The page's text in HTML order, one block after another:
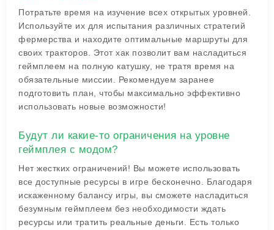
Потратьте время на изучение всех открытых уровней.
Используйте их для испытания различных стратегий
фермерства и находите оптимальные маршруты для
своих тракторов. Этот хак позволит вам насладиться
геймплеем на полную катушку, не тратя время на
обязательные миссии. Рекомендуем заранее
подготовить план, чтобы максимально эффективно
использовать новые возможности!
Будут ли какие-то ограничения на уровне
геймплея с модом?
Нет жестких ограничений! Вы можете использовать
все доступные ресурсы в игре бесконечно. Благодаря
искаженному балансу игры, вы сможете насладиться
безумным геймплеем без необходимости ждать
ресурсы или тратить реальные деньги. Есть только